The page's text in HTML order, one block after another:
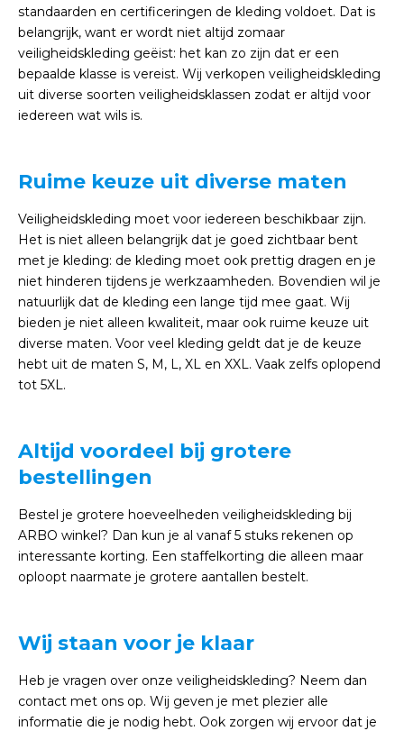
standaarden en certificeringen de kleding voldoet. Dat is
belangrijk, want er wordt niet altijd zomaar
veiligheidskleding geëist: het kan zo zijn dat er een
bepaalde klasse is vereist. Wij verkopen veiligheidskleding
uit diverse soorten veiligheidsklassen zodat er altijd voor
iedereen wat wils is.
Ruime keuze uit diverse maten
Veiligheidskleding moet voor iedereen beschikbaar zijn.
Het is niet alleen belangrijk dat je goed zichtbaar bent
met je kleding: de kleding moet ook prettig dragen en je
niet hinderen tijdens je werkzaamheden. Bovendien wil je
natuurlijk dat de kleding een lange tijd mee gaat. Wij
bieden je niet alleen kwaliteit, maar ook ruime keuze uit
diverse maten. Voor veel kleding geldt dat je de keuze
hebt uit de maten S, M, L, XL en XXL. Vaak zelfs oplopend
tot 5XL.
Altijd voordeel bij grotere
bestellingen
Bestel je grotere hoeveelheden veiligheidskleding bij
ARBO winkel? Dan kun je al vanaf 5 stuks rekenen op
interessante korting. Een staffelkorting die alleen maar
oploopt naarmate je grotere aantallen bestelt.
Wij staan voor je klaar
Heb je vragen over onze veiligheidskleding? Neem dan
contact met ons op. Wij geven je met plezier alle
informatie die je nodig hebt. Ook zorgen wij ervoor dat je